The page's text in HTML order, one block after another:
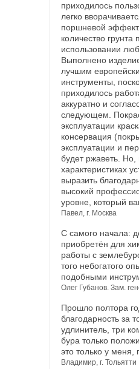
приходилось
легко
поршневой
количество
использовании
Выполнено
лучшим
инструменты,
приходилось
аккуратно и
следующем.
эксплуатации
консервация
эксплуатации и
будет ржаветь.
характеристиках
выразить
высокий
уровне, который
Павел, г. Москва
С самого начала:
приобретён для
работы с
того небогатого
подобными
Олег Губанов. Зам.
Прошло полтора
благодарность за
удлинитель, три
бура только
это только у
Владимир, г. Тольятти